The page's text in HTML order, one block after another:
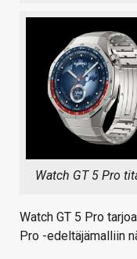
Watch GT 5 Pro
Watch GT 5 Pro
Pro -edeltäjämalliin